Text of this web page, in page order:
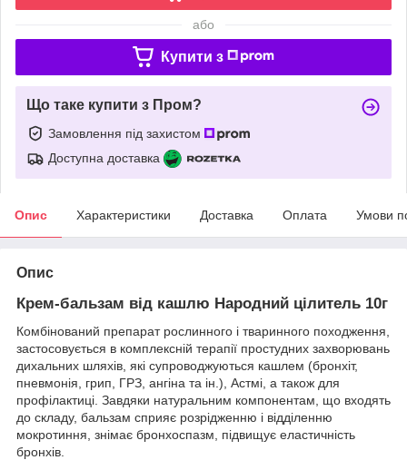
або
Купити з
Що таке купити з Пром?
Замовлення під захистом
Доступна доставка
Опис Характеристики Доставка Оплата Умови
Опис
Крем-бальзам від кашлю Народний цілитель 10г
Комбінований препарат рослинного і тваринного походження,
застосовується в комплексній терапії простудних захворювань
дихальних шляхів, які супроводжуються кашлем (бронхіт,
пневмонія, грип, ГРЗ, ангіна та ін.), Астмі, а також для
профілактиці. Завдяки натуральним компонентам, що входять
до складу, бальзам сприяє розрідженню і відділенню
мокротиння, знімає бронхоспазм, підвищує еластичність
бронхів.